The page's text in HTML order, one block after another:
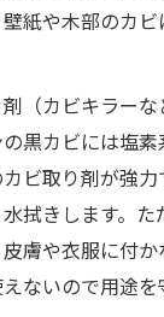
紙や木部のカ
（カビキラーな
黒カビには塩
ビ取り剤が強力
拭きします。
膚や衣服に付か
ないので用途を